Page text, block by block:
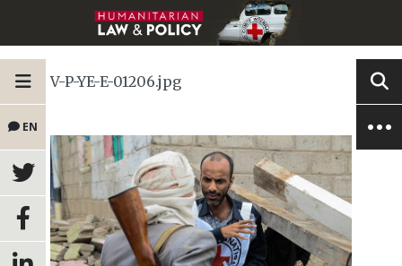
EN
V-P-YE-E-01206.jpg